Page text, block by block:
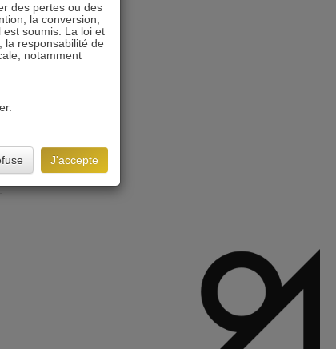
des pertes ou des
la conversion,
est soumis. La loi et
la responsabilité de
notamment
J'accepte